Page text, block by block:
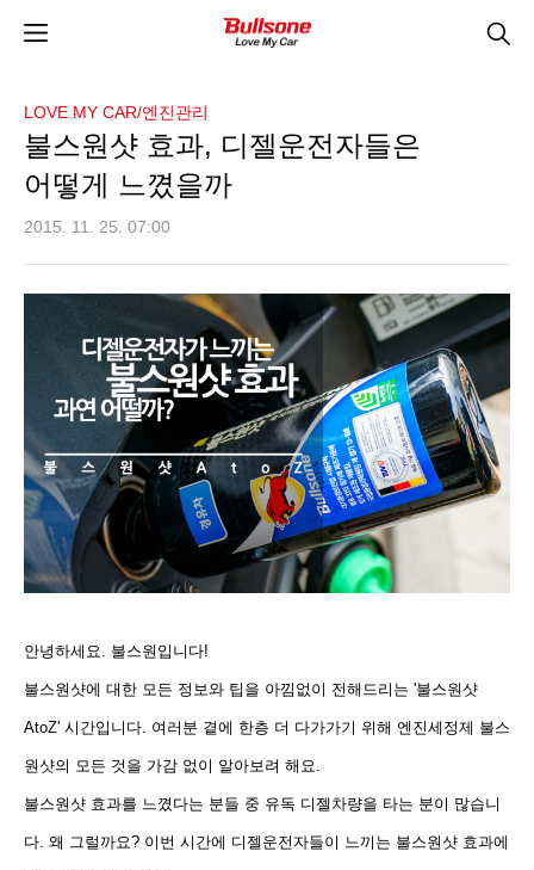
LOVE MY CAR/엔진관리
불스원샷 효과, 디젤운전자들은
어떻게 느꼈을까
2015. 11. 25. 07:00
안녕하세요. 불스원입니다!
불스원샷에 대한 모든 정보와 팁을 아낌없이 전해드리는 '불스원샷
AtoZ' 시간입니다. 여러분 곁에 한층 더 다가가기 위해 엔진세정제 불스
원샷의 모든 것을 가감 없이 알아보려 해요.
불스원샷 효과를 느꼈다는 분들 중 유독 디젤차량을 타는 분이 많습니
다. 왜 그럴까요? 이번 시간에 디젤운전자들이 느끼는 불스원샷 효과에